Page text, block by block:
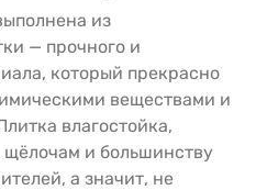
из
— прочного и
который прекрасно
веществами и
влагостойка,
щёлочам и большинству
а значит, не